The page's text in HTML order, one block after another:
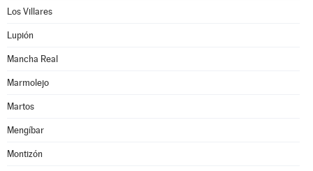
Los Villares
Lupión
Mancha Real
Marmolejo
Martos
Mengíbar
Montizón